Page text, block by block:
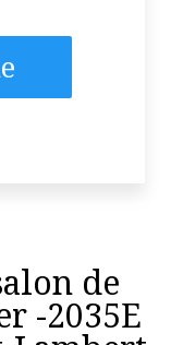
de
-2035E